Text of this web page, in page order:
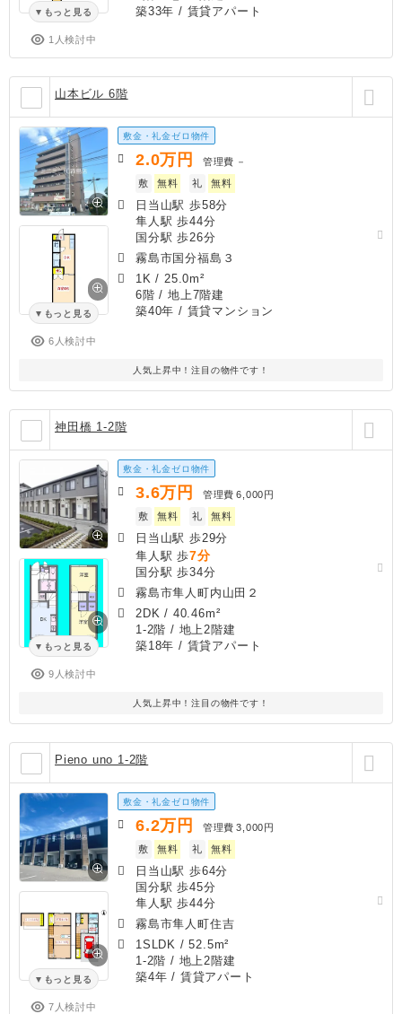
もっと見る
1人検討中
築33年 / 賃貸アパート
山本ビル 6階
もっと見る
6人検討中
敷金・礼金ゼロ物件
2.0万円 管理費 －
敷
無料 礼 無料
日当山駅 歩58分
隼人駅 歩44分
国分駅 歩26分
霧島市国分福島３
1K / 25.0m²
6階 / 地上7階建
築40年 / 賃貸マンション
人気上昇中！注目の物件です！
神田橋 1-2階
もっと見る
9人検討中
敷金・礼金ゼロ物件
3.6万円 管理費 6,000円
敷
無料 礼 無料
日当山駅 歩29分
隼人駅 歩7分
国分駅 歩34分
霧島市隼人町内山田２
2DK / 40.46m²
1-2階 / 地上2階建
築18年 / 賃貸アパート
人気上昇中！注目の物件です！
Pieno uno 1-2階
もっと見る
7人検討中
敷金・礼金ゼロ物件
6.2万円 管理費 3,000円
敷
無料 礼 無料
日当山駅 歩64分
国分駅 歩45分
隼人駅 歩44分
霧島市隼人町住吉
1SLDK /52.5m²
1-2階 / 地上2階建
築4年 / 賃貸アパート